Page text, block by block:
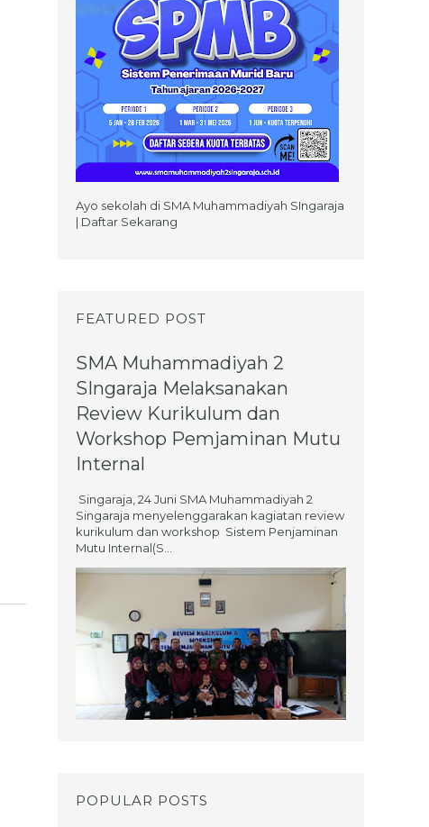
Ayo sekolah di SMA Muhammadiyah SIngaraja
| Daftar Sekarang
FEATURED POST
SMA Muhammadiyah 2
SIngaraja Melaksanakan
Review Kurikulum dan
Workshop Pemjaminan Mutu
Internal
Singaraja, 24 Juni SMA Muhammadiyah 2
Singaraja menyelenggarakan kagiatan review
kurikulum dan workshop Sistem Penjaminan
Mutu Internal(S...
POPULAR POSTS